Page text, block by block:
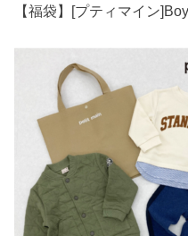
【福袋】[プティマイン